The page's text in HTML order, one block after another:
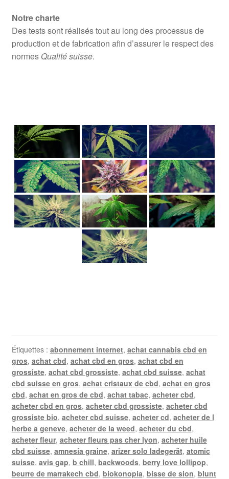
Notre charte
Des tests sont réalisés tout au long des processus de
production et de fabrication afin d’assurer le respect des
normes Qualité suisse.
Étiquettes : abonnement internet, achat cannabis cbd en
gros, achat cbd, achat cbd en gros, achat cbd en
grossiste, achat cbd grossiste, achat cbd suisse, achat
cbd suisse en gros, achat cristaux de cbd, achat en gros
cbd, achat en gros de cbd, achat tabac, acheter cbd,
acheter cbd en gros, acheter cbd grossiste, acheter cbd
grossiste bio, acheter cbd suisse, acheter cd, acheter de l
herbe a geneve, acheter de la weed, acheter du cbd,
acheter fleur, acheter fleurs pas cher lyon, acheter huile
cbd suisse, amnesia graine, arizer solo ladegerät, atomic
suisse, avis gap, b chill, backwoods, berry love lollipop,
beurre de marrakech cbd, biokonopia, bisse de sion, blunt